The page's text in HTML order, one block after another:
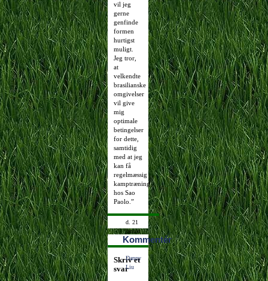
vil jeg
gerne
genfinde
formen
hurtigst
muligt.
Jeg tror,
at
velkendte
brasilianske
omgivelser
vil give
mig
optimale
betingelser
for dette,
samtidig
med at jeg
kan få
regelmæssig
kamptræning
hos Sao
Paolo.”
d. 21
januar
2008
19:00:11
Danny
Liu
Kommentér
Skriv et
svar